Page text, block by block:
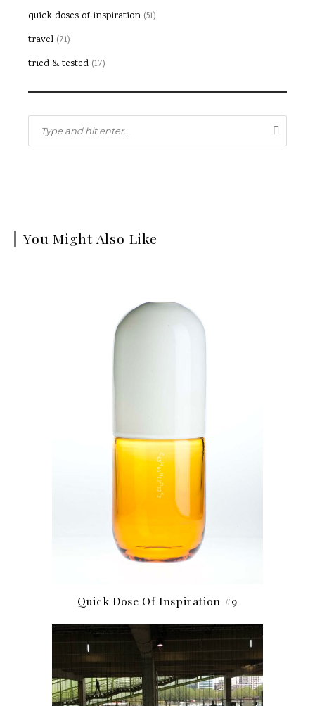
quick doses of inspiration (51)
travel (71)
tried & tested (17)
You Might Also Like
Quick Dose Of Inspiration #9